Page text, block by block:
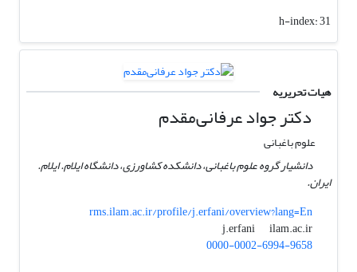
h-index:31
هیات تحریریه
دکتر جواد عرفانی‌مقدم
علوم باغبانی
دانشیار گروه علوم باغبانی، دانشکده کشاورزی، دانشگاه ایلام. ایلام.
ایران.
rms.ilam.ac.ir/profile/j.erfani/overview?lang=En
j.erfani
ilam.ac.ir
0000-0002-6994-9658